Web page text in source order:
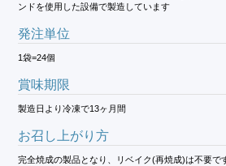
ンドを使用した設備で製造しています
発注単位
1袋=24個
賞味期限
製造日より冷凍で13ヶ月間
お召し上がり方
完全焼成の製品となり、リベイク(再焼成)は不要で